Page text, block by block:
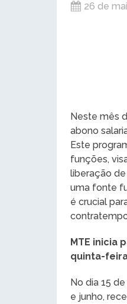
26 de
Neste mês
abono
Este
funções,
liberação
uma fonte
é crucial
MTE inicia
quinta-
No dia 15
e junho,